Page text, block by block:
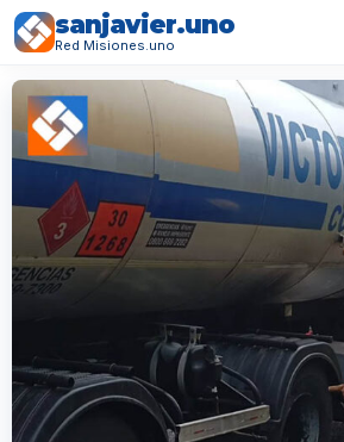
sanjavier.uno
Red Misiones.uno